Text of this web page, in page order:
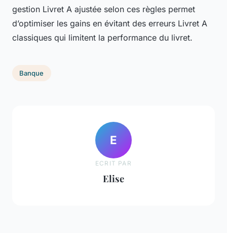
gestion Livret A ajustée selon ces règles permet
d’optimiser les gains en évitant des erreurs Livret A
classiques qui limitent la performance du livret.
Banque
E
ECRIT PAR
Elise